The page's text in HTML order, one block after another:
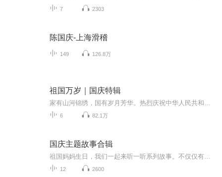
7 2303
陈国庆-上海滑稽
149 126.8万
祖国万岁｜国庆特辑
6 82.1万
国庆主题故事合辑
12 2600